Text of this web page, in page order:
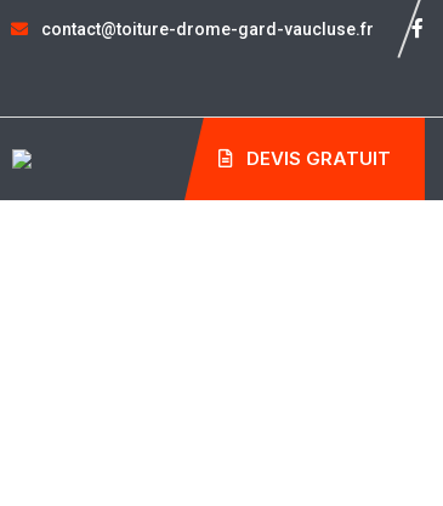
contact@toiture-drome-gard-vaucluse.fr
DEVIS GRATUIT